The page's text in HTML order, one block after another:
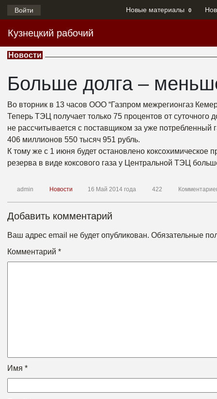
Войти Новые материалы 0
Кузнецкий рабочий
Новости
Больше долга –
Во вторник в 13 часов ООО “Газпром межрегионгаз
Теперь ТЭЦ получает только 75 процентов от
не рассчитывается с поставщиком за уже
406 миллионов 550 тысяч 951 рубль.
К тому же с 1 июня будет остановлено
резерва в виде коксового газа у Центральной ТЭЦ
admin Новости 16 Май 2014 года 422
Добавить комментарий
Ваш адрес email не будет опубликован. Обязательные
Комментарий *
Имя *